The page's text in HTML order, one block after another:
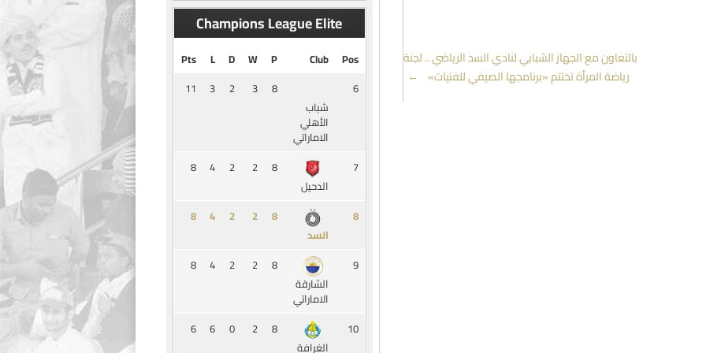
بالتعاون مع الجهاز الشبابي لنادي السد الرياضي .. لجنة
رياضة المرأة تختتم «برنامجها الصيفي للفتيات» →
Champions League Elite
Pos
Club
P
W
D
L
Pts
6
شباب
الأهلي
الاماراتي
8
3
2
3
11
7
الدحيل
8
2
2
4
8
8
السد
8
2
2
4
8
9
الشارقة
الاماراتي
8
2
2
4
8
10
الغرافة
8
2
0
6
6